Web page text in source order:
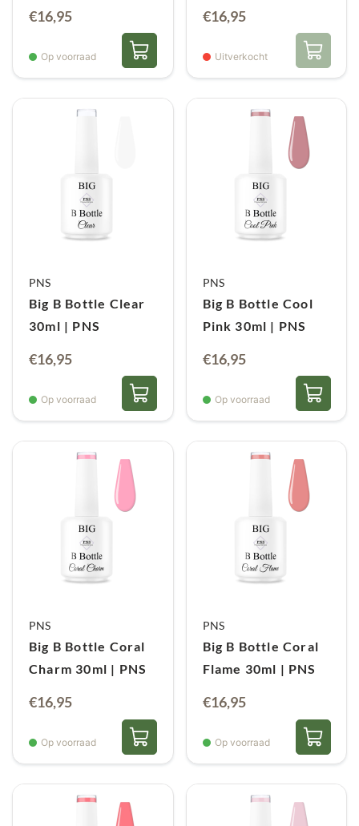
€16,95
Op voorraad
€16,95
Uitverkocht
PNS
Big B Bottle Clear
30ml | PNS
€16,95
Op voorraad
PNS
Big B Bottle Cool
Pink 30ml | PNS
€16,95
Op voorraad
PNS
Big B Bottle Coral
Charm 30ml | PNS
€16,95
Op voorraad
PNS
Big B Bottle Coral
Flame 30ml | PNS
€16,95
Op voorraad